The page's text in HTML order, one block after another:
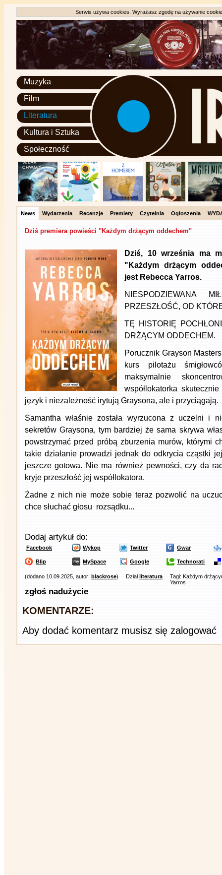
Serwis używa cookies. Wyrażasz zgodę na używanie
Muzyka
Film
Literatura
Kultura i Sztuka
Społeczność
News Wydarzenia Recenzje Premiery Czytelnia Ogłoszenia
Dziś premiera powieści "Każdym drżącym oddechem"
Dziś, 10 września ma
"Każdym drżącym
jest Rebecca Yarros.
NIESPODZIEWANA
PRZESZŁOŚĆ, OD
TĘ HISTORIĘ
DRŻĄCYM ODDECHEM.
Porucznik Grayson
kurs pilotażu
maksymalnie
współlokatorka
język i niezależność irytują Graysona, ale i przyciągają.
Samantha właśnie została wyrzucona z uczelni i
sekretów Graysona, tym bardziej że sama skrywa
powstrzymać przed próbą zburzenia murów, którymi
takie działanie prowadzi jednak do odkrycia cząstki
jeszcze gotowa. Nie ma również pewności, czy da
kryje przeszłość jej współlokatora.
Żadne z nich nie może sobie teraz pozwolić na
chce słuchać głosu rozsądku...
Dodaj artykuł do:
Facebook Wykop Twitter Gwar
Blip MySpace Google Technorati
(dodano 10.09.2025, autor: blackrose) Działliteratura
Tagi: Każdym
Yarros
zgłoś nadużycie
KOMENTARZE:
Aby dodać komentarz musisz się zalogować